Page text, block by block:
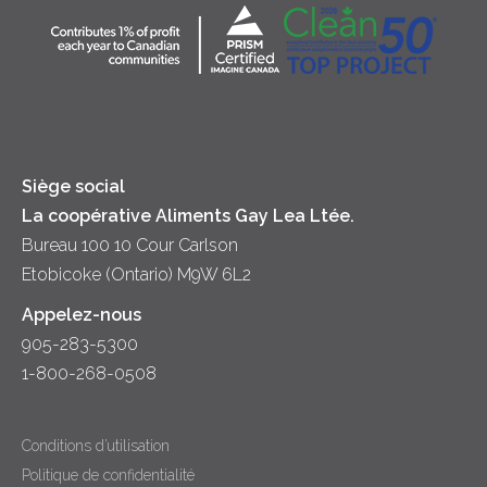
Soupes
Crème sure
Principes coopératifs
Location
Siège social
La coopérative Aliments Gay Lea Ltée.
Bureau 100 10 Cour Carlson
Etobicoke (Ontario) M9W 6L2
Appelez-nous
905-283-5300
1-800-268-0508
Conditions d’utilisation
Politique de confidentialité